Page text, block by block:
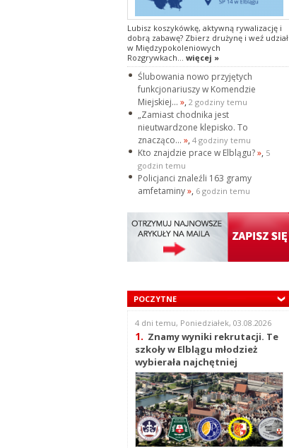
Lubisz koszykówkę, aktywną rywalizację i
dobrą zabawę? Zbierz drużynę i weź udział
w Międzypokoleniowych
Rozgrywkach... więcej »
Ślubowania nowo przyjętych
funkcjonariuszy w Komendzie
Miejskiej... », 2 godziny temu
„Zamiast chodnika jest
nieutwardzone klepisko. To
znacząco... », 4 godziny temu
Kto znajdzie prace w Elblągu?», 5
godzin temu
Policjanci znaleźli 163 gramy
amfetaminy», 6 godzin temu
POCZYTNE
4 dni temu, Poniedziałek, 03.08.2026
1. Znamy wyniki rekrutacji. Te
szkoły w Elblągu młodzież
wybierała najchętniej